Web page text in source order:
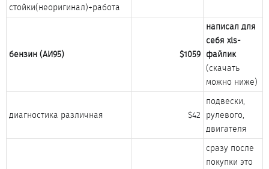
стойки(неоригинал)+работа​
бензин (АИ95) $1059
написал для
себя xls-
файлик
(скачать
можно ниже)​
диагностика различная​ $42​
подвески,
рулевого,
двигателя​
сразу после
покупки это